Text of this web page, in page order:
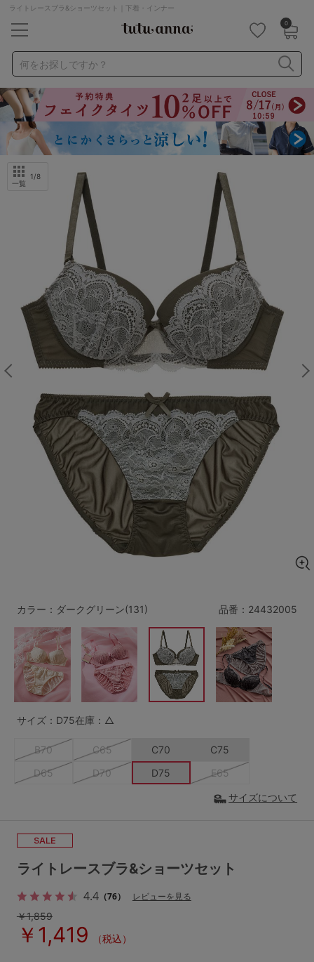
ライトレースブラ&ショーツセット｜下着・インナー
0
何をお探しですか？
ナイトブラ ノンワイヤー 特盛ブラ
チューブトップ
折り畳み
パジャマ ストッキング
キャミソール
ルームウェア
カテゴリから探す
レッグウェア 下着
ルームウェア ライフスタイル
メンズ キッズ
マタニティ ギフトラッピング
サイズからブラを探す
A65 A70 A75
B70 B75 B80
C70 C75 C80 C85
D75 D85
F65 F70 F75
G65 G70 G75
H70 H75
SS
L LL
S-AB S-CD
LL-EF
～999円 1,000～1,999円
2,000～2,999円 3,000～3,999円
4,000円～
セールアイテムから探す
その他から探す
お気に入り
ランキング
一覧
1/8
品番： 24432005
ライトレースブラ&ショーツセット
4.4（76）
レビューを見る
￥1,859
￥1,419 （税込）
カラー：ダークグリーン(131)
サイズ：D75在庫：△
B70 C65 C70
C75
D65
D70 D75 E65
サイズについて